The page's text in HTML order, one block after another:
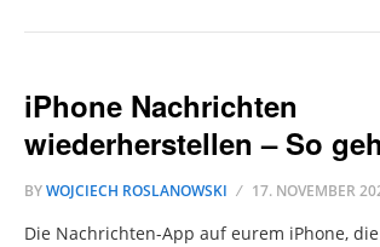
iPhone Nachrichten
wiederherstellen – So
BYWOJCIECH ROSLANOWSKI 17. NOVEMBER
Die Nachrichten-App auf eurem iPhone,